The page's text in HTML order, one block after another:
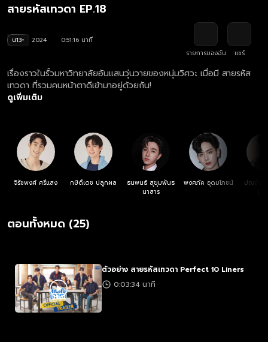
สายรหัสเทวดา EP.18
น13+ 2024
0:51:16 นาที
รายการของฉัน
แชร์
เรื่องราวในรั้วมหาวิทยาลัยอันแสนวุ่นวายของหนุ่มวิศวะ เมื่อมี สายรหัส
เทวดา ที่รวมคนหน้าตาดีเข้ามาอยู่ด้วยกัน!
ดูเพิ่มเติม
จิรัชพงศ์ ศรีแสง กษิดิ์เดช ปลูกผล
ธนพนธ์ สุขุมพันธ
นาสาร
พงศภัค อุดมโภชน์
ปณชัย ศ
ตอนทั้งหมด (25)
ตัวอย่าง สายรหัสเทวดา Perfect 10 Liners
0:03:34 นาที